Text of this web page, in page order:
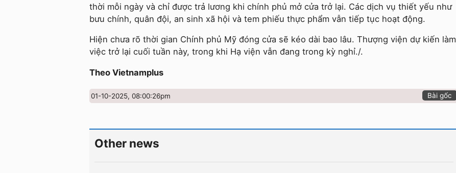
thời mỗi ngày và chỉ được trả lương khi chính phủ mở cửa trở lại. Các dịch vụ thiết yếu như
bưu chính, quân đội, an sinh xã hội và tem phiếu thực phẩm vẫn tiếp tục hoạt động.
Hiện chưa rõ thời gian Chính phủ Mỹ đóng cửa sẽ kéo dài bao lâu. Thượng viện dự kiến làm
việc trở lại cuối tuần này, trong khi Hạ viện vẫn đang trong kỳ nghỉ./.
Theo Vietnamplus
01-10-2025, 08:00:26pm Bài gốc
Other news